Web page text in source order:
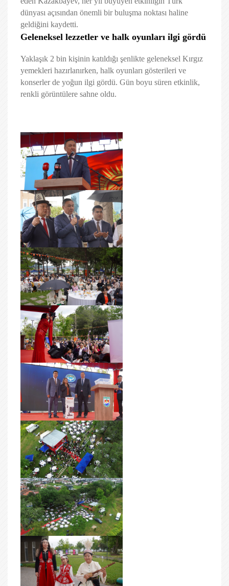
dünyası açısından önemli bir buluşma noktası haline
geldiğini kaydetti.
Geleneksel lezzetler ve halk oyunları ilgi gördü
Yaklaşık 2 bin kişinin katıldığı şenlikte geleneksel Kırgız
yemekleri hazırlanırken, halk oyunları gösterileri ve
konserler de yoğun ilgi gördü. Gün boyu süren etkinlik,
renkli görüntülere sahne oldu.